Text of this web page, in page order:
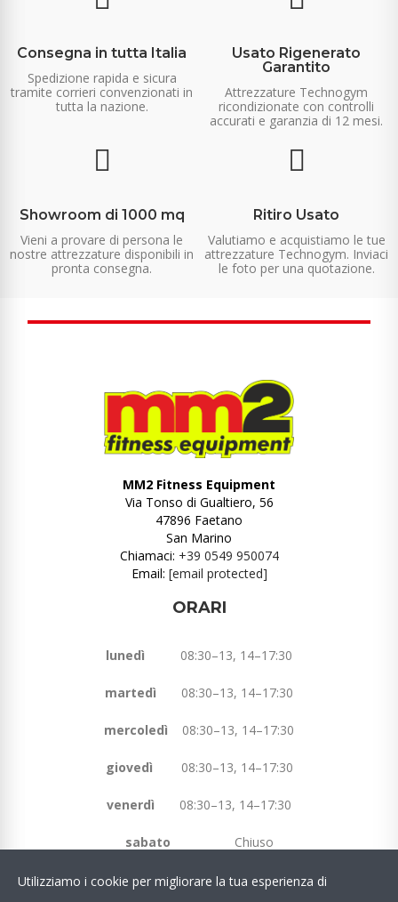
Consegna in tutta Italia
Spedizione rapida e sicura
tramite corrieri convenzionati in
tutta la nazione.
Usato Rigenerato
Garantito
Attrezzature Technogym
ricondizionate con controlli
accurati e garanzia di 12 mesi.
Showroom di 1000 mq
Vieni a provare di persona le
nostre attrezzature disponibili in
pronta consegna.
Ritiro Usato
Valutiamo e acquistiamo le tue
attrezzature Technogym. Inviaci
le foto per una quotazione.
MM2 Fitness Equipment
Via Tonso di Gualtiero, 56
47896 Faetano
San Marino
Chiamaci: +39 0549 950074
Email: [email protected]
ORARI
lunedì 08:30–13, 14–17:30
martedì 08:30–13, 14–17:30
mercoledì 08:30–13, 14–17:30
giovedì 08:30–13, 14–17:30
venerdì 08:30–13, 14–17:30
sabato Chiuso
domenicaChiuso
Utilizziamo i cookie per migliorare la tua esperienza di